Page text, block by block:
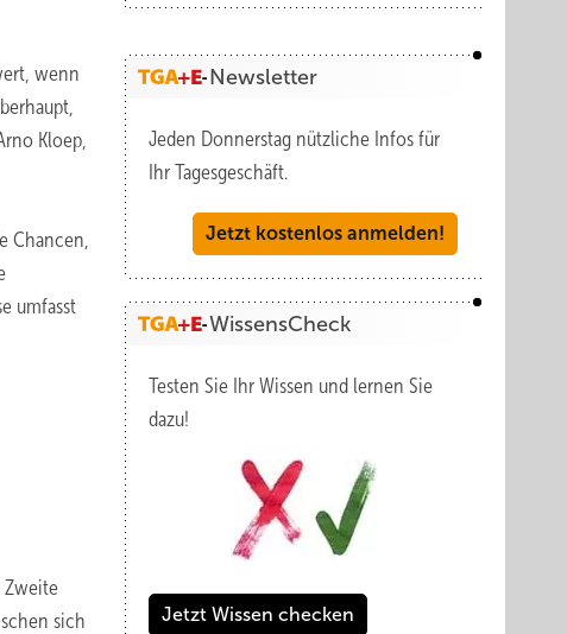
wenn
Kloep,
Chancen,
umfasst
Zweite
sich
Newsletter
Jeden Donnerstag nützliche Infos für
Ihr Tagesgeschäft.
Jetzt kostenlos anmelden!
WissensCheck
Testen Sie Ihr Wissen und lernen Sie
dazu!
Jetzt Wissen checken